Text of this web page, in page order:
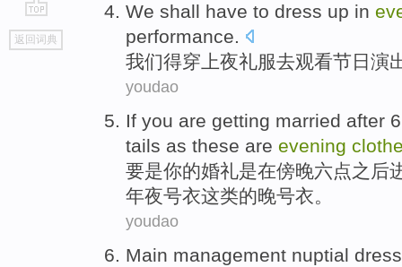
go
top
返回词典
We shall have to dress up in
performance.
我们得穿 上夜礼服去观看节日 演
youdao
If you are getting married after
tails as these are evening
要是你的婚礼是在傍晚六点之后
年夜号衣这类的晚号衣。
youdao
Main management nuptial dress